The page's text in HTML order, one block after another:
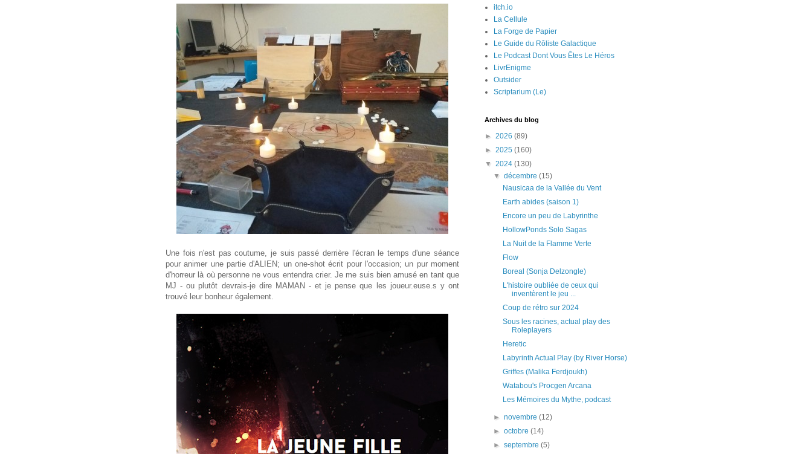
Une fois n'est pas coutume, je suis passé derrière l'écran le temps d'une séance
pour animer une partie d'ALIEN; un one-shot écrit pour l'occasion; un pur moment
d'horreur là où personne ne vous entendra crier. Je me suis bien amusé en tant que
MJ - ou plutôt devrais-je dire MAMAN - et je pense que les joueur.euse.s y ont
trouvé leur bonheur également.
itch.io
La Cellule
La Forge de Papier
Le Guide du Rôliste Galactique
Le Podcast Dont Vous Êtes Le Héros
LivrEnigme
Outsider
Scriptarium (Le)
Archives du blog
► 2026 (89)
► 2025 (160)
▼ 2024 (130)
▼décembre(15)
Nausicaa de la Vallée du Vent
Earth abides (saison 1)
Encore un peu de Labyrinthe
HollowPonds Solo Sagas
La Nuit de la Flamme Verte
Flow
Boreal (Sonja Delzongle)
L'histoire oubliée de ceux qui
inventèrent le jeu ...
Coup de rétro sur 2024
Sous les racines, actual play des
Roleplayers
Heretic
Labyrinth Actual Play (by River Horse)
Griffes (Malika Ferdjoukh)
Watabou's Procgen Arcana
Les Mémoires du Mythe, podcast
►novembre(12)
►octobre(14)
►septembre(5)